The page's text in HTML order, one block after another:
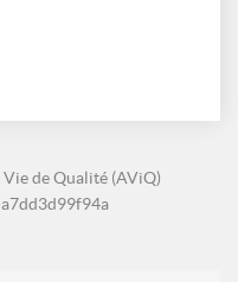
de Qualité (AViQ)